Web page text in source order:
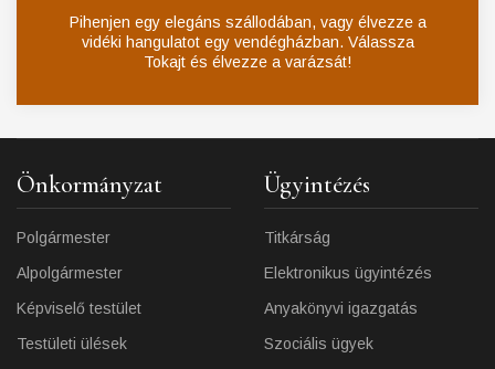
Pihenjen egy elegáns szállodában, vagy élvezze a
vidéki hangulatot egy vendégházban. Válassza
Tokajt és élvezze a varázsát!
Önkormányzat
Polgármester
Alpolgármester
Képviselő testület
Testületi ülések
Ügyintézés
Titkárság
Elektronikus ügyintézés
Anyakönyvi igazgatás
Szociális ügyek